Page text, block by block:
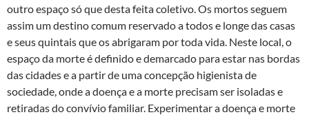
outro espaço só que desta feita coletivo. Os mortos seguem
assim um destino comum reservado a todos e longe das casas
e seus quintais que os abrigaram por toda vida. Neste local, o
espaço da morte é definido e demarcado para estar nas bordas
das cidades e a partir de uma concepção higienista de
sociedade, onde a doença e a morte precisam ser isoladas e
retiradas do convívio familiar. Experimentar a doença e morte